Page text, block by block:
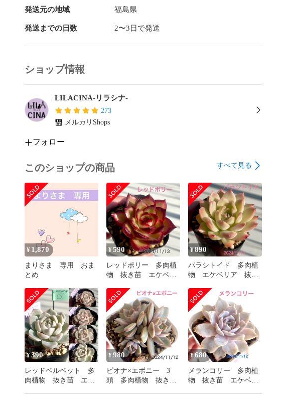
使いいただくことも問題なく可能です☆
等）の葉挿しや幼苗の育成、カット苗の寄せ植えの表面の土などに使
細かい土のみをブレンドしているので根が張りやすいかなと思いま
す。
・高級培養土high-grade
・硬質赤玉土細粒
・硬質鹿沼土細粒
・バーミキュライト
・くん炭
になります。
＊根がしっかり張った大人の苗などにはこちらの土は保水性が高いと
思うので、粒がもう少し大きめの土を使用するのが良いかなと思いま
すm(_ _)m
==========
ふるいにかけ大きすぎる土や微塵などをできるだけ取り除いていま
す。
ご購入に合わせてそのつどブレンドいたします。
＊なお、植物の生長促進を保証するものではないので、ご了承くださ
いm(_ _)m
発送元の地域 福島県
発送までの日数 2〜3日で発送
ショップ情報
LILACINA-リラシナ-
273
メルカリShops
フォロー
このショップの商品 すべて見る
¥ 1,870
まりさま 専用 おま
とめ
¥590
レッドポリー 多肉植
物 抜き苗 エケベリ
¥890
パラシトイド 多肉植
物 エケベリア 抜き
¥390
レッドベルベット 多
肉植物 抜き苗 エケ
¥ 980
ピオナ×エボニー 3
頭 多肉植物 抜き
¥680
メランコリー 多肉植
物 抜き苗 エケベリ